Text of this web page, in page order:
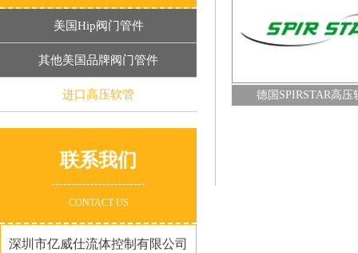
美国Hip阀门管件
其他美国品牌阀门管件
进口高压软管
联系我们
CONTACT US
深圳市亿威仕流体控制有限公司
德国SPIRSTAR高压软管
查看详情+
德国SPIRSTAR高压
Transffer oil HYD-IND系列软管
查看详情+